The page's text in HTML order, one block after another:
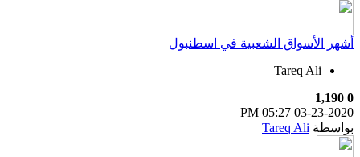
أشهر الأسواق الشعبية في اسطنبول
Tareq Ali
0
1,190
03-23-2020
05:27 PM
بواسطة Tareq Ali